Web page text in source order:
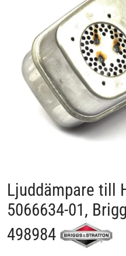
Ljuddämpare till
5066634-01,
498984